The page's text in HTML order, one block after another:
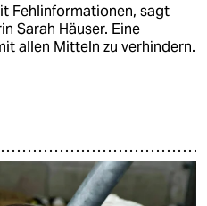
Fehlinformationen, sagt
Sarah Häuser. Eine
allen Mitteln zu verhindern.